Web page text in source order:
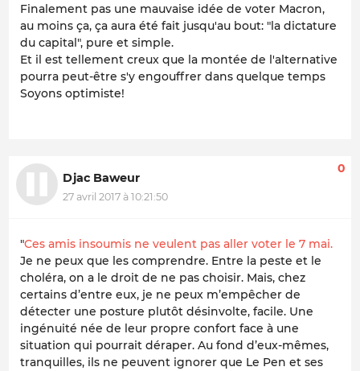
Finalement pas une mauvaise idée de voter Macron,
au moins ça, ça aura été fait jusqu'au bout: "la dictature
du capital", pure et simple.
Et il est tellement creux que la montée de l'alternative
pourra peut-être s'y engouffrer dans quelque temps
Soyons optimiste!
Djac Baweur
27 avril 2017 à 10:21:50
0
"Ces amis insoumis ne veulent pas aller voter le 7 mai.
Je ne peux que les comprendre. Entre la peste et le
choléra, on a le droit de ne pas choisir. Mais, chez
certains d’entre eux, je ne peux m’empêcher de
détecter une posture plutôt désinvolte, facile. Une
ingénuité née de leur propre confort face à une
situation qui pourrait déraper. Au fond d’eux-mêmes,
tranquilles, ils ne peuvent ignorer que Le Pen et ses